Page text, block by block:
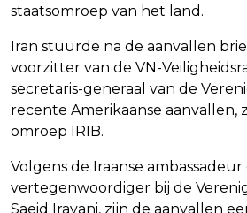
staatsomroep van het land.
Iran stuurde na de aanvallen
voorzitter van de VN-
secretaris-generaal van de
recente Amerikaanse aanvallen,
omroep IRIB.
Volgens de Iraanse
vertegenwoordiger bij de
Saeid Iravani, zijn de aanvallen